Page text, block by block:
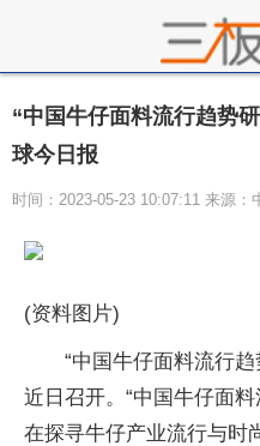
“中国牛仔面料流行趋势
球今日报
时间：2023-05-23 10:07:11 来源：
(资料图片)
“中国牛仔面料流行
近日召开。“中国牛仔面
在探寻牛仔产业流行与时